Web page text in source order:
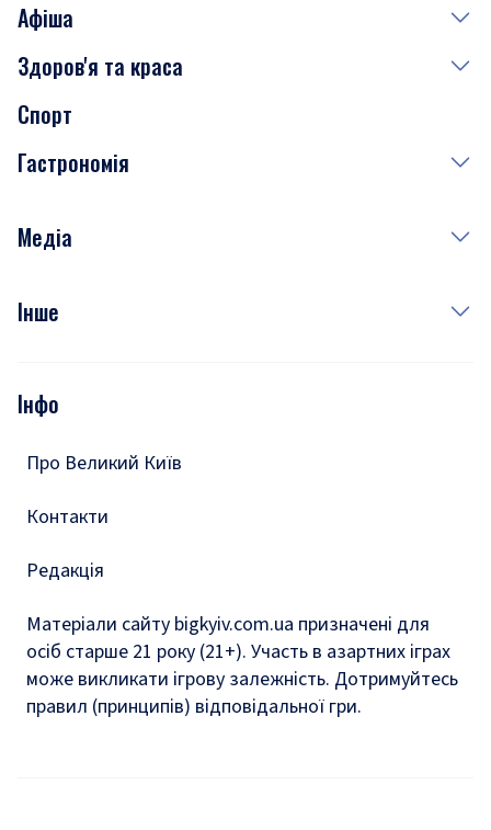
Афіша
Сьогодні
Завтра
Субота
Здоров'я та краса
Медицина
Краса
Спорт
Гастрономія
Рецепти
Медіа
Фото
Подкасти
Інше
Тести
Інфо
Про Великий Київ
Контакти
Редакція
Матеріали сайту bigkyiv.com.ua призначені для
осіб старше 21 року (21+). Участь в азартних іграх
може викликати ігрову залежність. Дотримуйтесь
правил (принципів) відповідальної гри.